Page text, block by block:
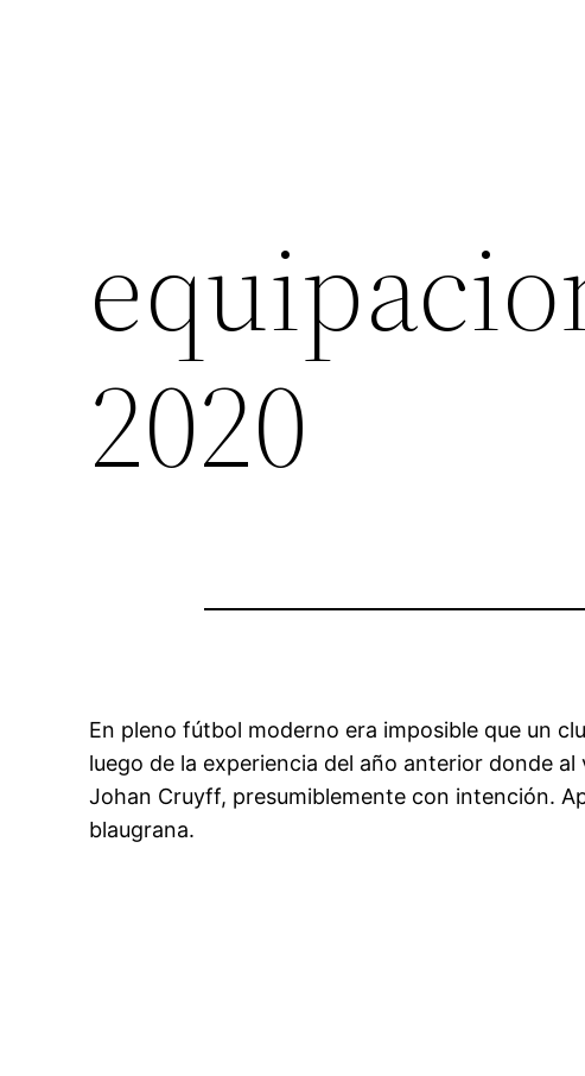
2020
En pleno fútbol moderno era imposible que un
luego de la experiencia del año anterior donde
Johan Cruyff, presumiblemente con intención.
blaugrana.